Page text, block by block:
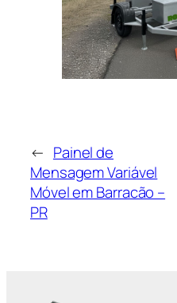
← Painel de
Mensagem Variável
Móvel em Barracão –
PR